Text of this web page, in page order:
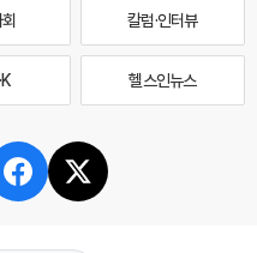
칼럼·인터뷰
헬스인뉴스